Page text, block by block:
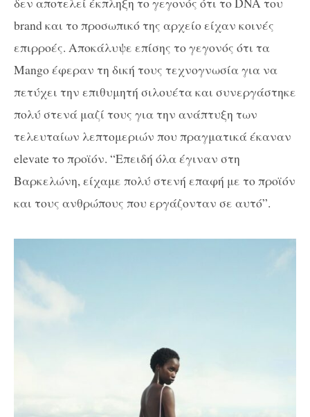
brand και το προσωπικό της αρχείο είχαν κοινές
επιρροές. Αποκάλυψε επίσης το γεγονός ότι τα
Mango έφεραν τη δική τους τεχνογνωσία για να
πετύχει την επιθυμητή σιλουέτα και συνεργάστηκε
πολύ στενά μαζί τους για την ανάπτυξη των
τελευταίων λεπτομεριών που πραγματικά έκαναν
elevate το προϊόν. “Επειδή όλα έγιναν στη
Βαρκελώνη, είχαμε πολύ στενή επαφή με το προϊόν
και τους ανθρώπους που εργάζονταν σε αυτό”.